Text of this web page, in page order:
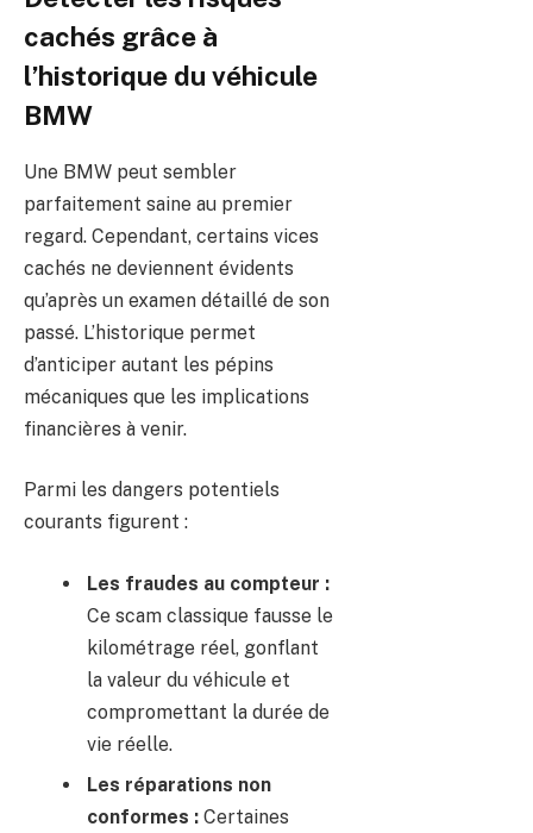
cachés grâce à
l’historique du véhicule
BMW
Une BMW peut sembler
parfaitement saine au premier
regard. Cependant, certains vices
cachés ne deviennent évidents
qu’après un examen détaillé de son
passé. L’historique permet
d’anticiper autant les pépins
mécaniques que les implications
financières à venir.
Parmi les dangers potentiels
courants figurent :
Les fraudes au compteur :
Ce scam classique fausse le
kilométrage réel, gonflant
la valeur du véhicule et
compromettant la durée de
vie réelle.
Les réparations non
conformes : Certaines